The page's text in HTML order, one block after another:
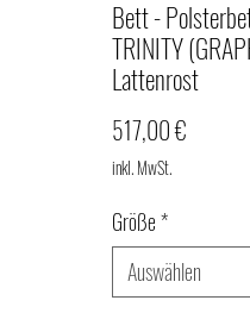
Bett -
TRINITY
Lattenrost
517,00 €
inkl. MwSt.
Größe*